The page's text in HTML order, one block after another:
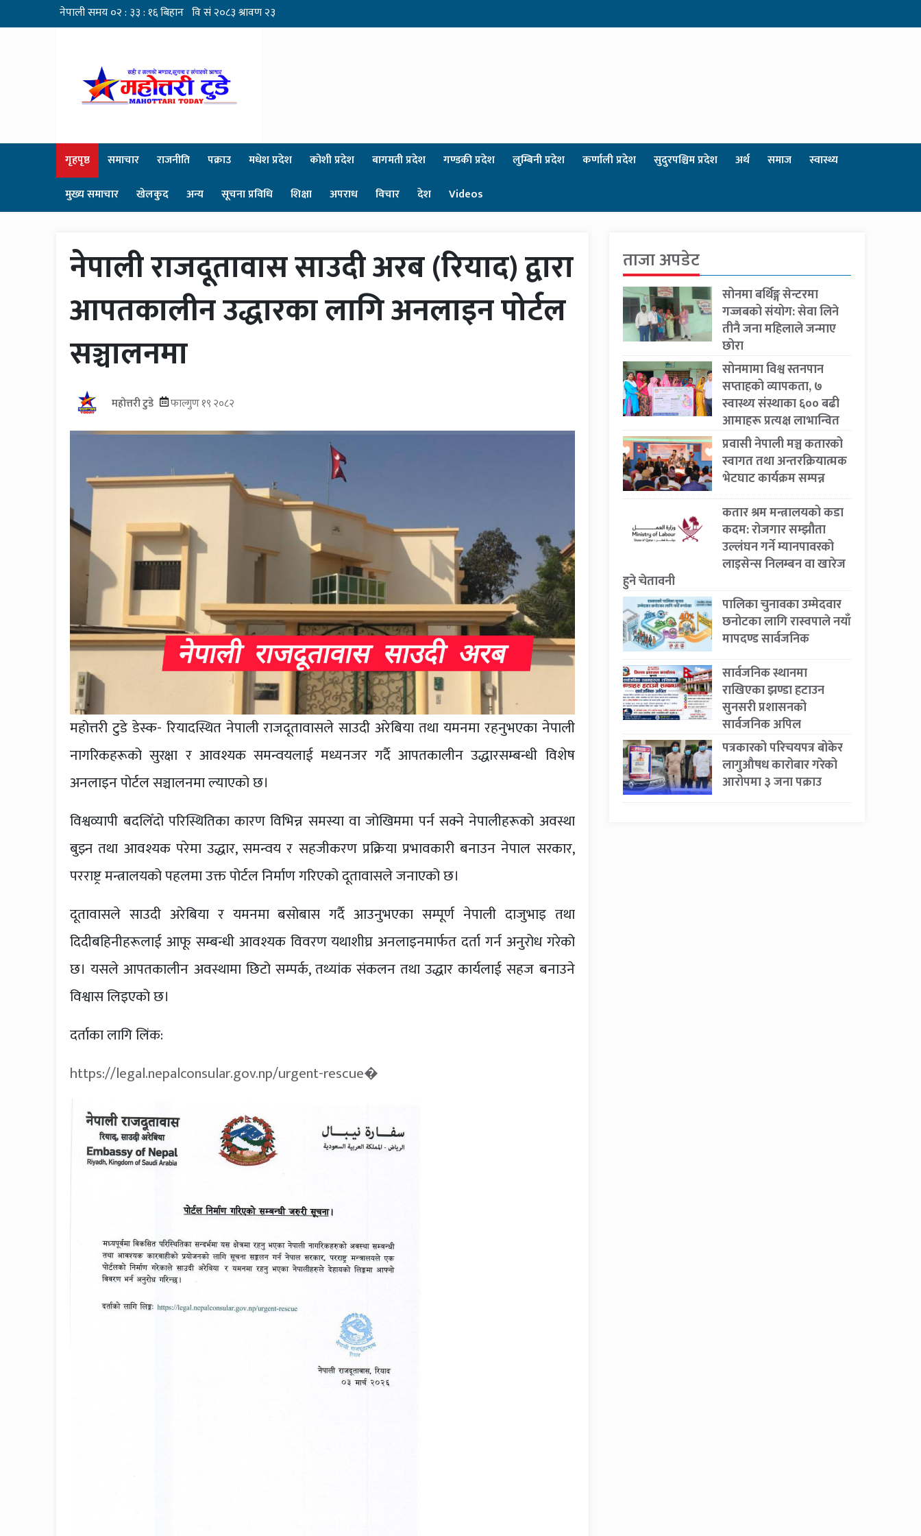
गृहपृष्ठ समाचार राजनीति पक्राउ मधेश प्रदेश कोशी प्रदेश बागमती प्रदेश गण्डकी प्रदेश लुम्बिनी प्रदेश कर्णाली प्रदेश सुदुरपश्चिम प्रदेश अर्थ समाज
स्वास्थ्य
मुख्य समाचार
खेलकुद अन्य सूचना प्रविधि शिक्षा अपराध विचार देश Videos
नेपाली राजदूतावास साउदी अरब (रियाद) द्वारा
आपतकालीन उद्धारका लागि अनलाइन पोर्टल
सञ्चालनमा
महोत्तरी टुडे फाल्गुण १९ २०८२
महोत्तरी टुडे डेस्क- रियादस्थित नेपाली राजदूतावासले साउदी अरेबिया तथा यमनमा रहनुभएका नेपाली
नागरिकहरूको सुरक्षा र आवश्यक समन्वयलाई मध्यनजर गर्दै आपतकालीन उद्धारसम्बन्धी विशेष
अनलाइन पोर्टल सञ्चालनमा ल्याएको छ।
विश्वव्यापी बदलिँदो परिस्थितिका कारण विभिन्न समस्या वा जोखिममा पर्न सक्ने नेपालीहरूको अवस्था
बुझ्न तथा आवश्यक परेमा उद्धार, समन्वय र सहजीकरण प्रक्रिया प्रभावकारी बनाउन नेपाल सरकार,
परराष्ट्र मन्त्रालयको पहलमा उक्त पोर्टल निर्माण गरिएको दूतावासले जनाएको छ।
दूतावासले साउदी अरेबिया र यमनमा बसोबास गर्दै आउनुभएका सम्पूर्ण नेपाली दाजुभाइ तथा
दिदीबहिनीहरूलाई आफू सम्बन्धी आवश्यक विवरण यथाशीघ्र अनलाइनमार्फत दर्ता गर्न अनुरोध गरेको
छ। यसले आपतकालीन अवस्थामा छिटो सम्पर्क, तथ्यांक संकलन तथा उद्धार कार्यलाई सहज बनाउने
विश्वास लिइएको छ।
दर्ताका लागि लिंक:
https://legal.nepalconsular.gov.np/urgent-rescue⁠�
ताजा अपडेट
सोनमा बर्थिङ्ग सेन्टरमा
गज्जबको संयोग: सेवा लिने
तीनै जना महिलाले जन्माए
छोरा
सोनमामा विश्व स्तनपान
सप्ताहको व्यापकता, ७
स्वास्थ्य संस्थाका ६०० बढी
आमाहरू प्रत्यक्ष लाभान्वित
प्रवासी नेपाली मञ्च कतारको
स्वागत तथा अन्तरक्रियात्मक
भेटघाट कार्यक्रम सम्पन्न
कतार श्रम मन्त्रालयको कडा
कदम: रोजगार सम्झौता
उल्लंघन गर्ने म्यानपावरको
लाइसेन्स निलम्बन वा खारेज
हुने चेतावनी
पालिका चुनावका उम्मेदवार
छनोटका लागि रास्वपाले नयाँ
मापदण्ड सार्वजनिक
सार्वजनिक स्थानमा
राखिएका झण्डा हटाउन
सुनसरी प्रशासनको
सार्वजनिक अपिल
पत्रकारको परिचयपत्र बोकेर
लागुऔषध कारोबार गरेको
आरोपमा ३ जना पक्राउ